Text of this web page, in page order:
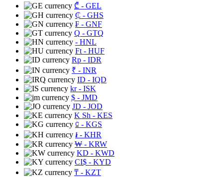
₾ - GEL
₵ - GHS
₣ - GNF
Q - GTQ
- HNL
Ft - HUF
Rp - IDR
₹ - INR
ID - IQD
kr- ISK
$ - JMD
JD - JOD
K Sh - KES
⃀ - KGS
៛ - KHR
₩ - KRW
KD - KWD
CI$ - KYD
₸ - KZT